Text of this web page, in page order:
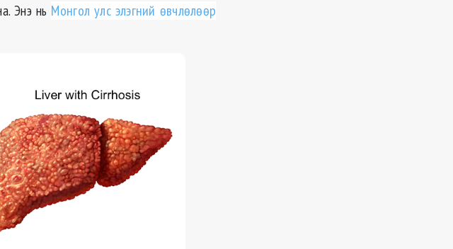
Энэ нь Монгол улс элэгний өвчлөлөөр